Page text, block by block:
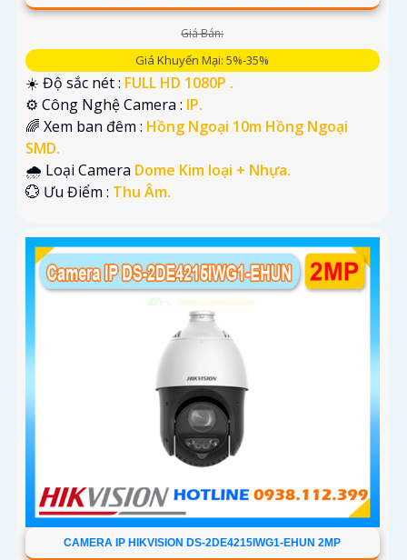
Giá Bán:
Giá Khuyến Mại: 5%-35%
☀️ Độ sắc nét : FULL HD 1080P .
⚙ Công Nghệ Camera : IP.
🌈 Xem ban đêm : Hồng Ngoại 10m Hồng Ngoại
SMD.
🌧️ Loại Camera Dome Kim loại + Nhựa.
️💮 Ưu Điểm : Thu Âm.
CAMERA IP HIKVISION DS-2DE4215IWG1-EHUN 2MP